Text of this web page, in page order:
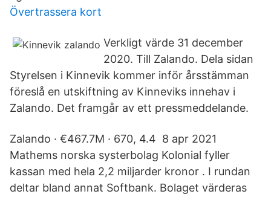
Övertrassera kort
Verkligt värde 31 december
2020. Till Zalando. Dela sidan
Styrelsen i Kinnevik kommer inför årsstämman
föreslå en utskiftning av Kinneviks innehav i
Zalando. Det framgår av ett pressmeddelande.
Zalando · €467.7M · 670, 4.4 8 apr 2021
Mathems norska systerbolag Kolonial fyller
kassan med hela 2,2 miljarder kronor . I rundan
deltar bland annat Softbank. Bolaget värderas